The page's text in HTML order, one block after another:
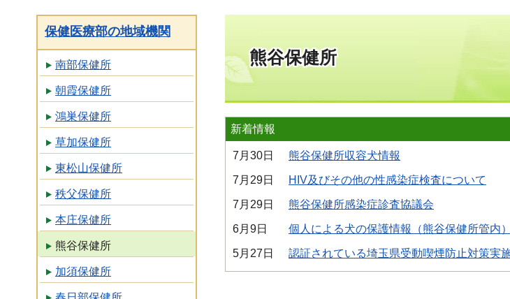
保健医療部の地域機関
南部保健所
朝霞保健所
鴻巣保健所
草加保健所
東松山保健所
秩父保健所
本庄保健所
熊谷保健所
加須保健所
熊谷保健所
新着情報
7月30日 熊谷保健所収容犬情報
7月29日 HIV及びその他の性感染症検査について
7月29日 熊谷保健所感染症診査協議会
6月9日 個人による犬の保護情報（熊谷保健所管内）
5月27日 認証されている埼玉県受動喫煙防止対策実